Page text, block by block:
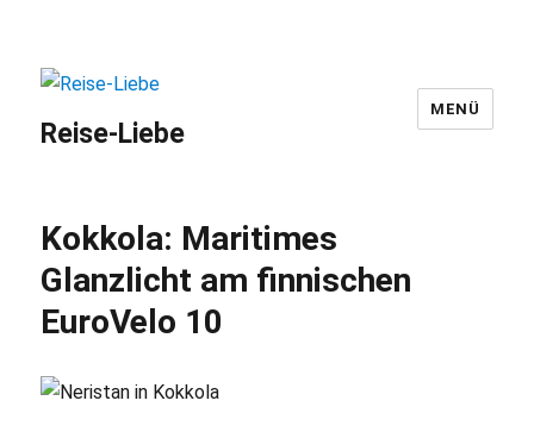
Reise-Liebe
MENÜ
Kokkola: Maritimes
Glanzlicht am finnischen
EuroVelo 10